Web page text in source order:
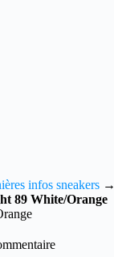
infos sneakers →
89 White/Orange